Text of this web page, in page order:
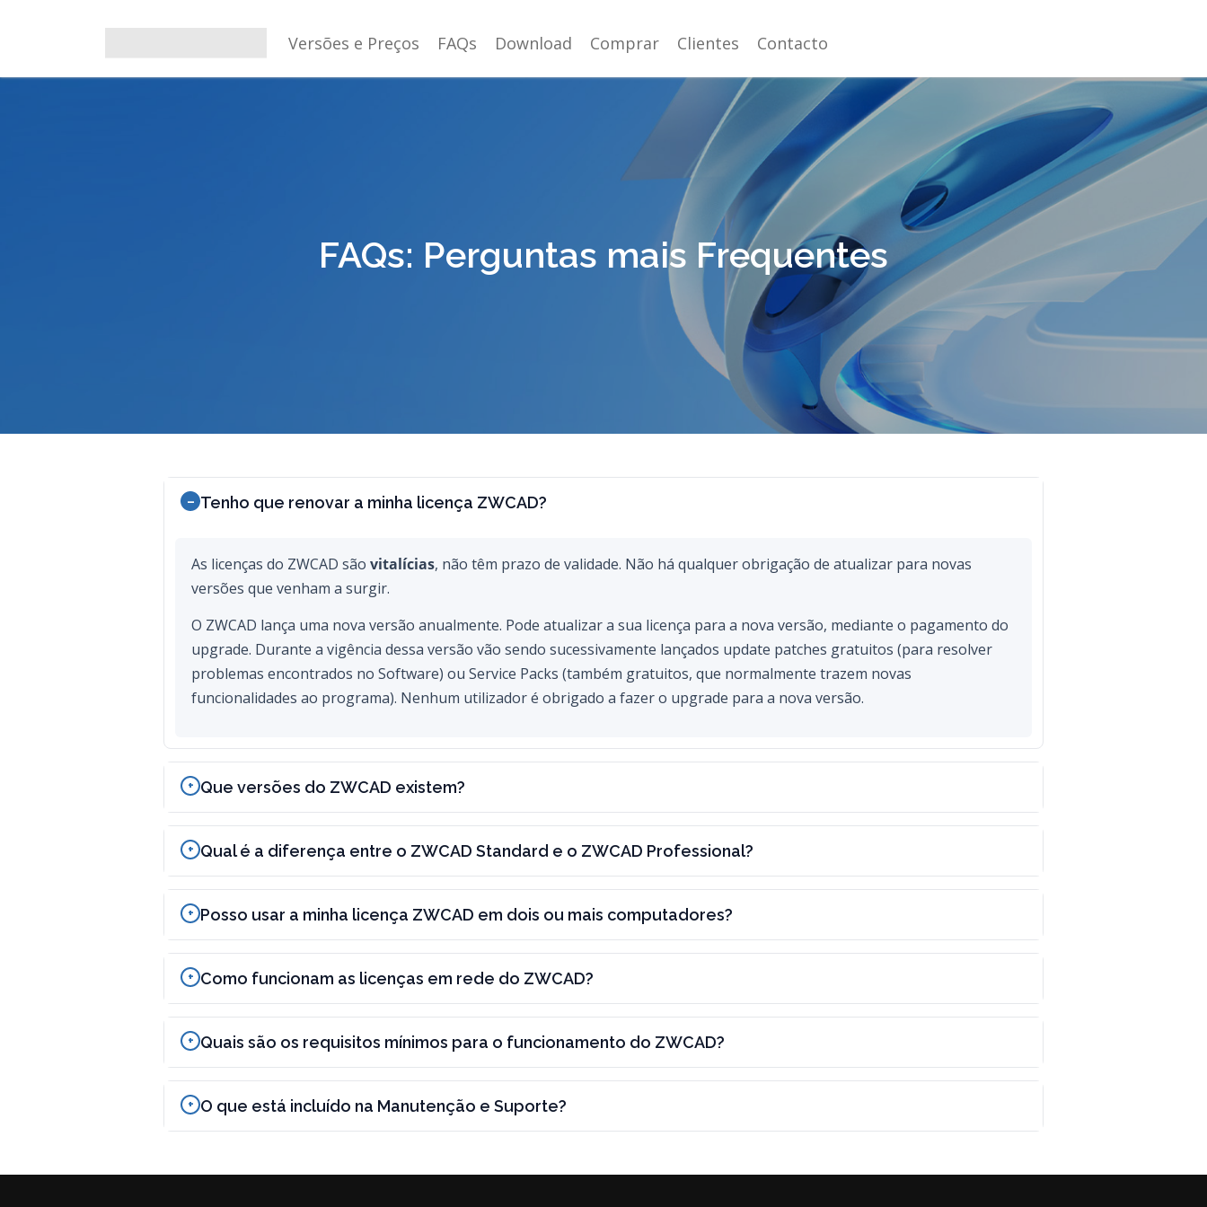
Versões e Preços FAQs Download Comprar Clientes Contacto
FAQs: Perguntas mais Frequentes
Tenho que renovar a minha licença ZWCAD?
As licenças do ZWCAD são vitalícias, não têm prazo de validade. Não há qualquer obrigação de atualizar para novas
versões que venham a surgir.
O ZWCAD lança uma nova versão anualmente. Pode atualizar a sua licença para a nova versão, mediante o pagamento do
upgrade. Durante a vigência dessa versão vão sendo sucessivamente lançados update patches gratuitos (para resolver
problemas encontrados no Software) ou Service Packs (também gratuitos, que normalmente trazem novas
funcionalidades ao programa). Nenhum utilizador é obrigado a fazer o upgrade para a nova versão.
Que versões do ZWCAD existem?
Qual é a diferença entre o ZWCAD Standard e o ZWCAD Professional?
Posso usar a minha licença ZWCAD em dois ou mais computadores?
Como funcionam as licenças em rede do ZWCAD?
Quais são os requisitos mínimos para o funcionamento do ZWCAD?
O que está incluído na Manutenção e Suporte?